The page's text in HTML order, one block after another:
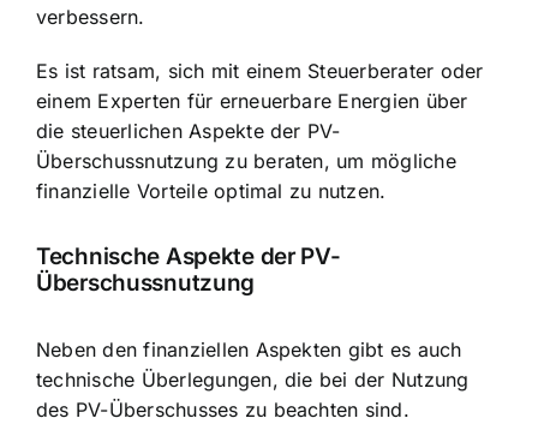
verbessern.
Es ist ratsam, sich mit einem Steuerberater oder
einem Experten für erneuerbare Energien über
die steuerlichen Aspekte der PV-
Überschussnutzung zu beraten, um mögliche
finanzielle Vorteile optimal zu nutzen.
Technische Aspekte der PV-
Überschussnutzung
Neben den finanziellen Aspekten gibt es auch
technische Überlegungen, die bei der Nutzung
des PV-Überschusses zu beachten sind.